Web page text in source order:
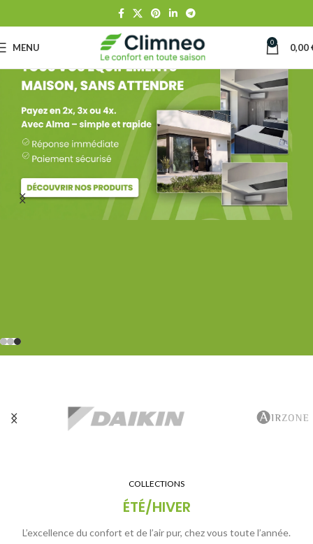
MENU 0 0,00
COLLECTIONS
ÉTÉ/HIVER
L’excellence du confort et de l’air pur, chez vous toute l’année.